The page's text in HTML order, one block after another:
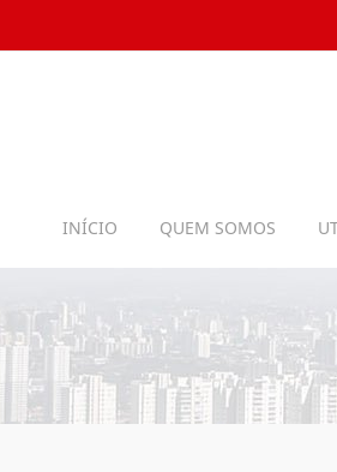
INÍCIO QUEM SOMOS